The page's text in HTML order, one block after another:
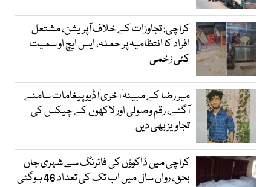
کراچی: تجاوزات کے خلاف آپریشن، مشتعل
افراد کا انتظامیہ پر حملہ، ایس ایچ او سمیت
کئی زخمی
میر رضا کے مبینہ آخری آڈیو پیغامات سامنے
آگئے، رقم وصولی اور لاکھوں کے چیکس کی
تجاویز بھی دیں
کراچی میں ڈاکوؤں کی فائرنگ سے شہری جاں
بحق، رواں سال میں اب تک کی تعداد 46 ہوگئی